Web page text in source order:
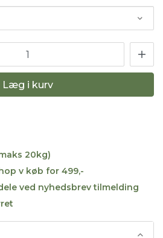
Læg i kurv
20kg)
v køb for 499,-
ved nyhedsbrev tilmelding